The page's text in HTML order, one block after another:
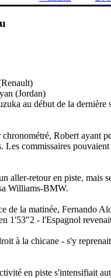
(Jordan)
au début de la dernière
Robert ayant
commissaires
aller-retour en piste, mais
Williams-BMW.
de la matinée, Fernando
1'53"2 - l'Espagnol
à la chicane - s'y
en piste s'intensifiait